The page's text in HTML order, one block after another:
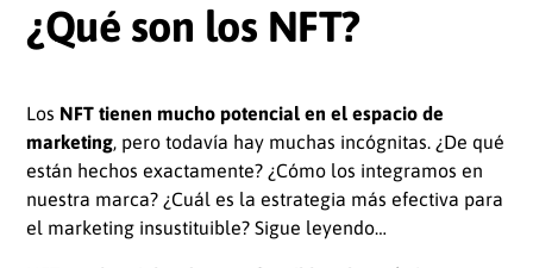
¿Qué son los NFT?
Los NFT tienen mucho potencial en el espacio de
marketing, pero todavía hay muchas incógnitas. ¿De qué
están hechos exactamente? ¿Cómo los integramos en
nuestra marca? ¿Cuál es la estrategia más efectiva para
el marketing insustituible? Sigue leyendo…